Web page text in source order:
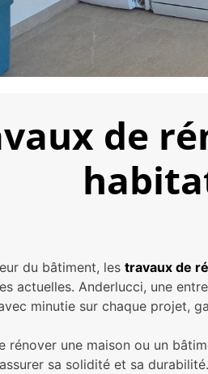
de
du bâtiment, les travaux de
actuelles. Anderlucci, une
minutie sur chaque projet,
rénover une maison ou un
sa solidité et sa